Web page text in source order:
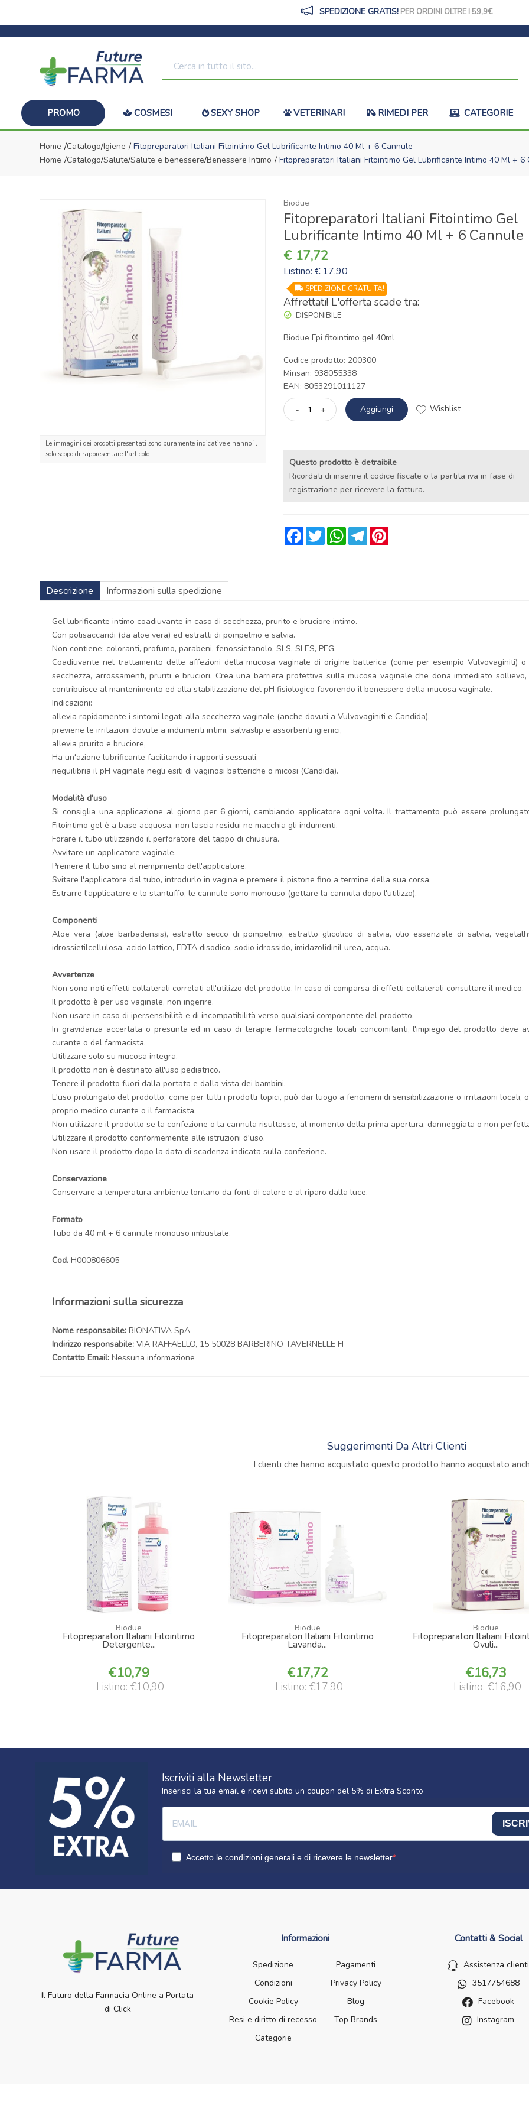
SPEDIZIONE GRATIS! PER ORDINI OLTRE I 59,9
PROMO COSMESI SEXY SHOP VETERINARI RIMEDI PER CATEGORIE
Home Catalogo/Igiene Fitopreparatori Italiani Fitointimo Gel Lubrificante Intimo 40 Ml + 6 Cannule
Home Catalogo/Salute/Salute e benessere/Benessere Intimo Fitopreparatori Italiani Fitointimo Gel Lubrificante Intimo 40 Ml + 6
Le immagini dei prodotti presentati sono puramente indicative e hanno il
solo scopo di rappresentare l'articolo.
Biodue
Fitopreparatori Italiani Fitointimo Gel
Lubrificante Intimo 40 Ml + 6 Cannule
17,72
Listino: € 17,90
SPEDIZIONE GRATUITA!
Affrettati! L'offerta scade tra:
DISPONIBILE
Biodue Fpi fitointimo gel 40ml
Codice prodotto: 200300
Minsan: 938055338
EAN: 8053291011127
- + Aggiungi Wishlist
Questo prodotto è detraibile
Ricordati di inserire il codice fiscale o la partita iva in fase di
registrazione per ricevere la fattura.
FacebookTwitter WhatsApp
Telegram
Descrizione Informazioni sulla spedizione
Gel lubrificante intimo coadiuvante in caso di secchezza, prurito e bruciore intimo.
Con polisaccaridi (da aloe vera) ed estratti di pompelmo e salvia.
Non contiene: coloranti, profumo, parabeni, fenossietanolo, SLS, SLES, PEG.
Coadiuvante nel trattamento delle affezioni della mucosa vaginale di origine batterica (come per esempio Vulvovaginiti)
secchezza, arrossamenti, pruriti e bruciori. Crea una barriera protettiva sulla mucosa vaginale che dona immediato
contribuisce al mantenimento ed alla stabilizzazione del pH fisiologico favorendo il benessere della mucosa vaginale.
Indicazioni:
allevia rapidamente i sintomi legati alla secchezza vaginale (anche dovuti a Vulvovaginiti e Candida),
previene le irritazioni dovute a indumenti intimi, salvaslip e assorbenti igienici,
allevia prurito e bruciore,
Ha un'azione lubrificante facilitando i rapporti sessuali,
riequilibria il pH vaginale negli esiti di vaginosi batteriche o micosi (Candida).
Modalità d'uso
Si consiglia una applicazione al giorno per 6 giorni, cambiando applicatore ogni volta. Il trattamento può essere
Fitointimo gel è a base acquosa, non lascia residui ne macchia gli indumenti.
Forare il tubo utilizzando il perforatore del tappo di chiusura.
Avvitare un applicatore vaginale.
Premere il tubo sino al riempimento dell'applicatore.
Svitare l'applicatore dal tubo, introdurlo in vagina e premere il pistone fino a termine della sua corsa.
Estrarre l'applicatore e lo stantuffo, le cannule sono monouso (gettare la cannula dopo l'utilizzo).
Componenti
Aloe vera (aloe barbadensis), estratto secco di pompelmo, estratto glicolico di salvia, olio essenziale di salvia,
idrossietilcellulosa, acido lattico, EDTA disodico, sodio idrossido, imidazolidinil urea, acqua.
Avvertenze
Non sono noti effetti collaterali correlati all'utilizzo del prodotto. In caso di comparsa di effetti collaterali consultare il medico.
Il prodotto è per uso vaginale, non ingerire.
Non usare in caso di ipersensibilità e di incompatibilità verso qualsiasi componente del prodotto.
In gravidanza accertata o presunta ed in caso di terapie farmacologiche locali concomitanti, l'impiego del prodotto deve
curante o del farmacista.
Utilizzare solo su mucosa integra.
Il prodotto non è destinato all'uso pediatrico.
Tenere il prodotto fuori dalla portata e dalla vista dei bambini.
L'uso prolungato del prodotto, come per tutti i prodotti topici, può dar luogo a fenomeni di sensibilizzazione o irritazioni
proprio medico curante o il farmacista.
Non utilizzare il prodotto se la confezione o la cannula risultasse, al momento della prima apertura, danneggiata o non
Utilizzare il prodotto conformemente alle istruzioni d'uso.
Non usare il prodotto dopo la data di scadenza indicata sulla confezione.
Conservazione
Conservare a temperatura ambiente lontano da fonti di calore e al riparo dalla luce.
Formato
Tubo da 40 ml + 6 cannule monouso imbustate.
Cod. H000806605
Informazioni sulla sicurezza
Nome responsabile: BIONATIVA SpA
Indirizzo responsabile: VIA RAFFAELLO, 15 50028 BARBERINO TAVERNELLE FI
Contatto Email: Nessuna informazione
Suggerimenti Da Altri Clienti
I clienti che hanno acquistato questo prodotto hanno acquistato
Biodue
Fitopreparatori Italiani Fitointimo
Detergente...
10,79
Listino: €10,90
Biodue
Fitopreparatori Italiani Fitointimo
Lavanda...
17,72
Listino: €17,90
Biodue
Fitopreparatori Italiani
Ovuli...
16,73
Listino: €16,90
Iscriviti alla Newsletter
Inserisci la tua email e ricevi subito un coupon del 5% di Extra Sconto
Accetto le condizioni generali e di ricevere le newsletter
Il Futuro della Farmacia Online a Portata
di Click
Informazioni
Spedizione
Pagamenti
Condizioni
Privacy Policy
Cookie Policy
Blog
Resi e diritto di recesso
Top Brands
Categorie
Contatti & Social
Assistenza clienti
3517754688
Facebook
Instagram